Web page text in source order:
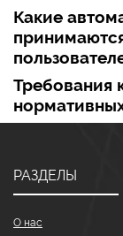
Какие
Требования
РАЗДЕЛЫ
О нас